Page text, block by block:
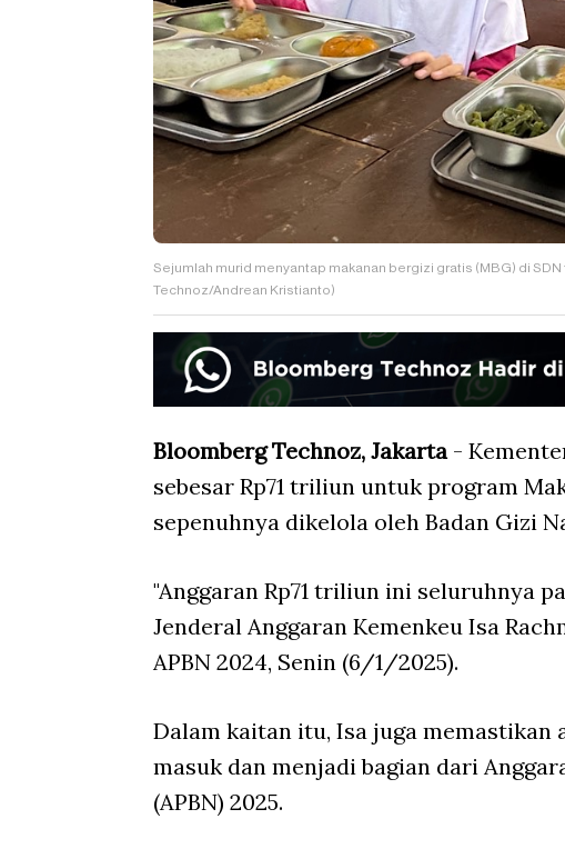
Sejumlah murid menyantap makanan bergizi gratis (MBG) di
Technoz/Andrean Kristianto)
Bloomberg Technoz, Jakarta-
sebesar Rp71 triliun untuk program
sepenuhnya dikelola oleh Badan Gizi
"Anggaran Rp71 triliun ini seluruhnya
Jenderal Anggaran Kemenkeu Isa
APBN 2024, Senin (6/1/2025).
Dalam kaitan itu, Isa juga memastikan
masuk dan menjadi bagian dari
(APBN) 2025.